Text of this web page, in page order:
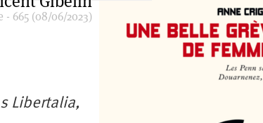
Expositions
Livres
Musique
- 665 (08/06/2023)
Libertalia,